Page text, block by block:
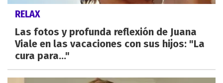
RELAX
Las fotos y profunda reflexión de Juana
Viale en las vacaciones con sus hijos: "La
cura para..."